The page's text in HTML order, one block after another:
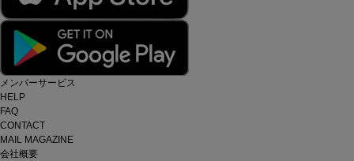
メンバーサービス
HELP
FAQ
CONTACT
MAIL MAGAZINE
会社概要